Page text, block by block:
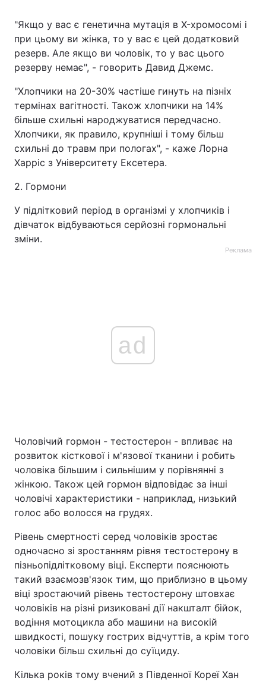
"Якщо у вас є генетична мутація в X-хромосомі і
при цьому ви жінка, то у вас є цей додатковий
резерв. Але якщо ви чоловік, то у вас цього
резерву немає", - говорить Давид Джемс.
"Хлопчики на 20-30% частіше гинуть на пізніх
термінах вагітності. Також хлопчики на 14%
більше схильні народжуватися передчасно.
Хлопчики, як правило, крупніші і тому більш
схильні до травм при пологах", - каже Лорна
Харріс з Університету Ексетера.
2. Гормони
У підлітковий період в організмі у хлопчиків і
дівчаток відбуваються серйозні гормональні
зміни.
Реклама
ad
Чоловічий гормон - тестостерон - впливає на
розвиток кісткової і м'язової тканини і робить
чоловіка більшим і сильнішим у порівнянні з
жінкою. Також цей гормон відповідає за інші
чоловічі характеристики - наприклад, низький
голос або волосся на грудях.
Рівень смертності серед чоловіків зростає
одночасно зі зростанням рівня тестостерону в
пізньопідлітковому віці. Експерти пояснюють
такий взаємозв'язок тим, що приблизно в цьому
віці зростаючий рівень тестостерону штовхає
чоловіків на різні ризиковані дії накшталт бійок,
водіння мотоцикла або машини на високій
швидкості, пошуку гострих відчуттів, а крім того
чоловіки більш схильні до суїциду.
Кілька років тому вчений з Південної Кореї Хан